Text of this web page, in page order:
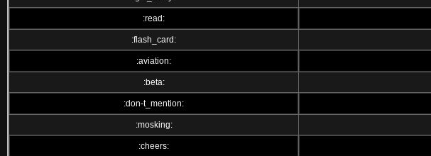
:read:
:flash_card:
:aviation:
:beta:
:don-t_mention:
:mosking:
:cheers: